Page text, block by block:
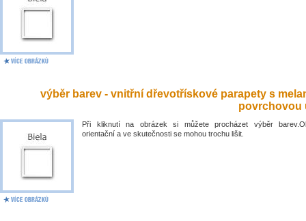
výběr barev - vnitřní dřevotřískové parapety s
povrchovou
Při kliknutí na obrázek si můžete procházet výběr
orientační a ve skutečnosti se mohou trochu lišit.